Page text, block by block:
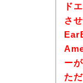
ド
さ
ー
た